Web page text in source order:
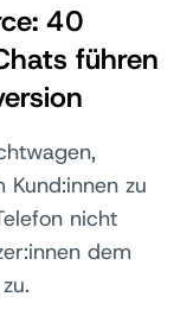
40
führen
zu
nicht
dem